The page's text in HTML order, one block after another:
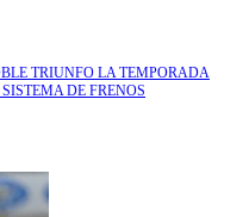
TRIUNFO LA TEMPORADA
DE FRENOS